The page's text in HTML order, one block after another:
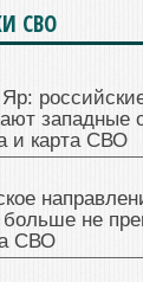
СВО
западные
и карта СВО
не
СВО